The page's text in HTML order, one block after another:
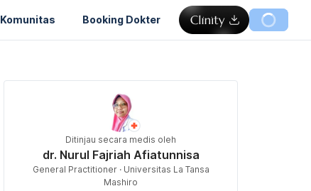
Komunitas Booking Dokter
Ditinjau secara medis oleh
dr. Nurul Fajriah Afiatunnisa
General Practitioner · Universitas La Tansa
Mashiro